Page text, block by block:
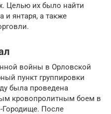
Целью их было найти
янтаря, а также
войны в Орловской
пункт группировки
была проведена
кровопролитным боем в
Городище. После